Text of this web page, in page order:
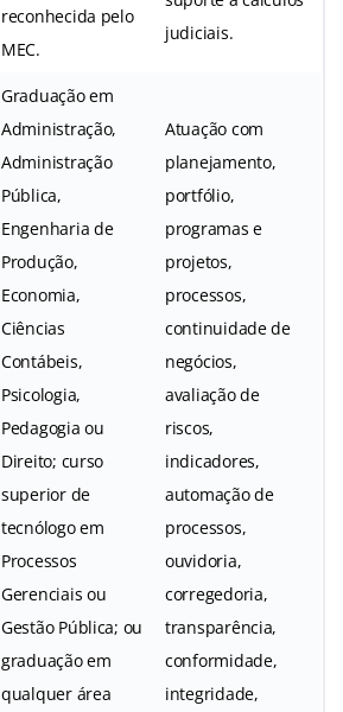
reconhecida pelo
MEC.
judiciais.
Graduação em
Administração,
Administração
Pública,
Engenharia de
Produção,
Economia,
Ciências
Contábeis,
Psicologia,
Pedagogia ou
Direito; curso
superior de
tecnólogo em
Processos
Gerenciais ou
Gestão Pública; ou
graduação em
qualquer área
Atuação com
planejamento,
portfólio,
programas e
projetos,
processos,
continuidade de
negócios,
avaliação de
riscos,
indicadores,
automação de
processos,
ouvidoria,
corregedoria,
transparência,
conformidade,
integridade,